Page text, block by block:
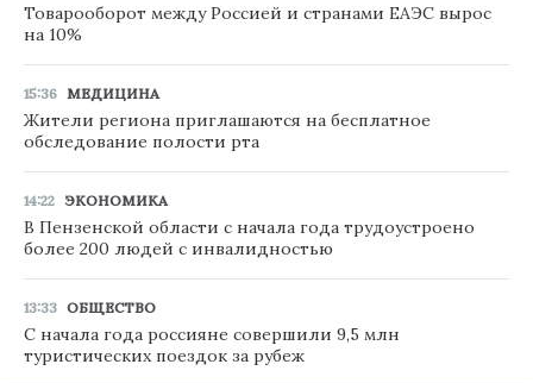
Товарооборот между Россией и странами ЕАЭС вырос
на 10%
15:36 МЕДИЦИНА
Жители региона приглашаются на бесплатное
обследование полости рта
14:22 ЭКОНОМИКА
В Пензенской области с начала года трудоустроено
более 200 людей с инвалидностью
13:33 ОБЩЕСТВО
С начала года россияне совершили 9,5 млн
туристических поездок за рубеж